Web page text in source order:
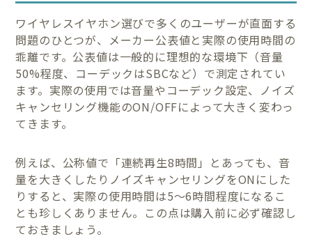
ワイヤレスイヤホン選びで多くのユーザーが直面する
問題のひとつが、メーカー公表値と実際の使用時間の
乖離です。公表値は一般的に理想的な環境下（音量
50%程度、コーデックはSBCなど）で測定されてい
ます。実際の使用では音量やコーデック設定、ノイズ
キャンセリング機能のON/OFFによって大きく変わっ
てきます。
例えば、公称値で「連続再生8時間」とあっても、音
量を大きくしたりノイズキャンセリングをONにした
りすると、実際の使用時間は5〜6時間程度になるこ
とも珍しくありません。この点は購入前に必ず確認し
ておきましょう。